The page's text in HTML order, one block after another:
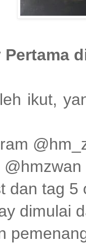
Pertama
ikut,
dan tag
dimulai